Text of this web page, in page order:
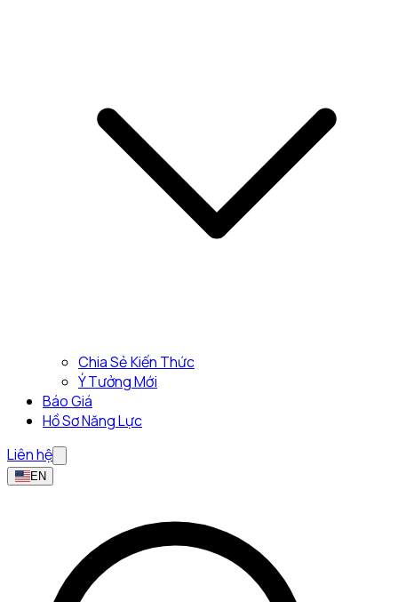
Chia Sẻ Kiến Thức
Ý Tưởng Mới
Báo Giá
Hồ Sơ Năng Lực
Liên hệ
EN